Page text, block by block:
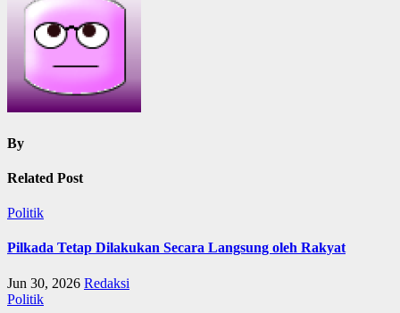
By
Related Post
Politik
Pilkada Tetap Dilakukan Secara Langsung oleh Rakyat
Jun 30, 2026 Redaksi
Politik